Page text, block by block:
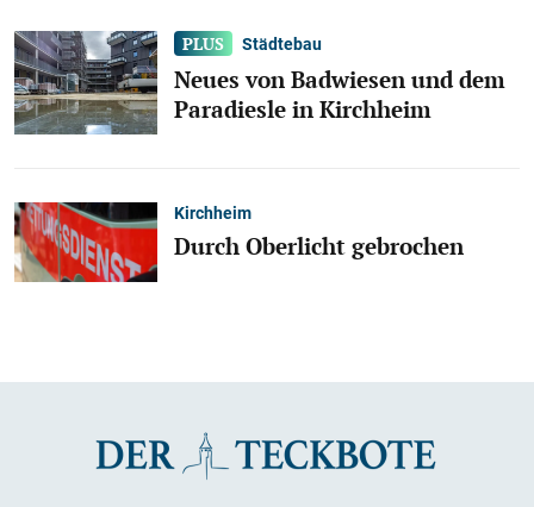
Städtebau
Neues von Badwiesen und dem
Paradiesle in Kirchheim
Kirchheim
Durch Oberlicht gebrochen